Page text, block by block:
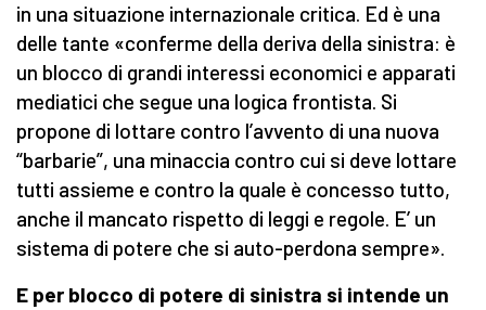
in una situazione internazionale critica. Ed è una
delle tante «conferme della deriva della sinistra: è
un blocco di grandi interessi economici e apparati
mediatici che segue una logica frontista. Si
propone di lottare contro l’avvento di una nuova
“barbarie”, una minaccia contro cui si deve lottare
tutti assieme e contro la quale è concesso tutto,
anche il mancato rispetto di leggi e regole. E’ un
sistema di potere che si auto-perdona sempre».
E per blocco di potere di sinistra si intende un